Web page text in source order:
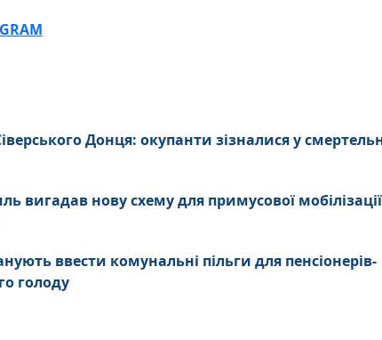
Донця: окупанти зізналися у
вигадав нову схему для примусової мобілізації
ввести комунальні пільги для пенсіонерів-
голоду